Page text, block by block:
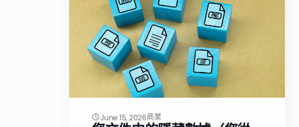
June 15, 2026商業